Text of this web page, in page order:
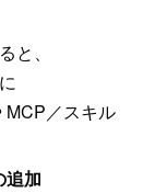
と、
MCP／スキル
加